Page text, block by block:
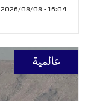
16:04 - 2026/08/08
عالمية